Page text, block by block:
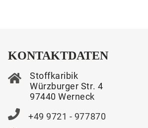
KONTAKTDATEN
Stoffkaribik
Würzburger Str. 4
97440 Werneck
+49 9721 - 977870